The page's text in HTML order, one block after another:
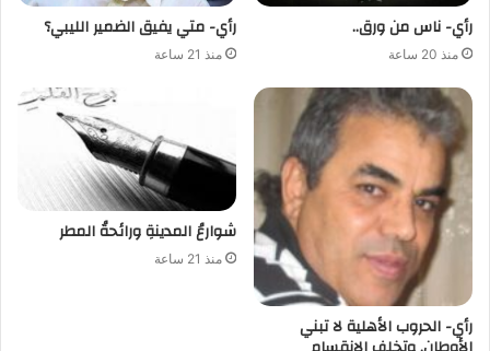
رأي- ناس من ورق..
منذ 20 ساعة
رأي- متي يفيق الضمير الليبي؟
منذ 21 ساعة
رأي- الحروب الأهلية لا تبني
شوارعُ المدينةِ ورائحةُ المطر
منذ 21 ساعة